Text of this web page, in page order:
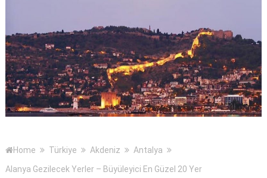
Home Türkiye Akdeniz
Antalya
Alanya Gezilecek Yerler – Büyüleyici En Güzel 20 Yer